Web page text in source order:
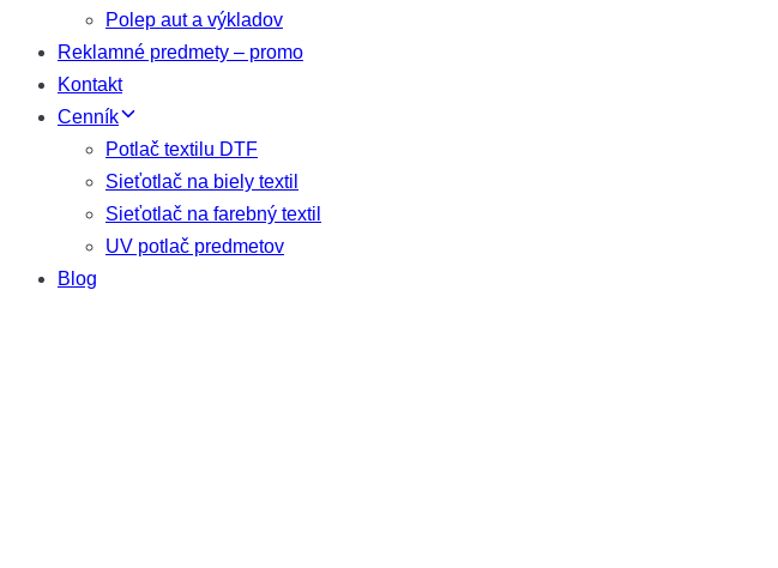
Polep aut a výkladov
Reklamné predmety – promo
Kontakt
Cenník
Potlač textilu DTF
Sieťotlač na biely textil
Sieťotlač na farebný textil
UV potlač predmetov
Blog